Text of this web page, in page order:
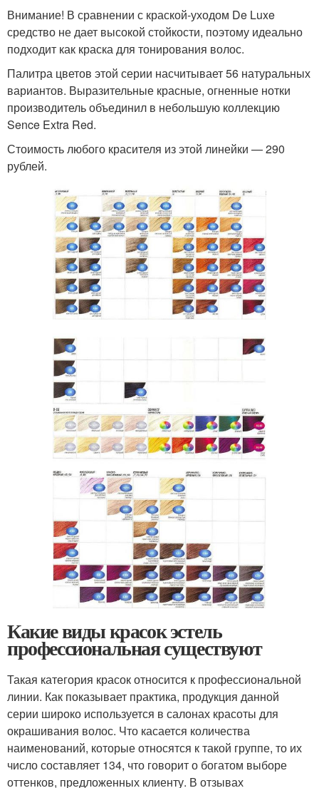
Внимание! В сравнении с краской-уходом De Luxe
средство не дает высокой стойкости, поэтому идеально
подходит как краска для тонирования волос.
Палитра цветов этой серии насчитывает 56 натуральных
вариантов. Выразительные красные, огненные нотки
производитель объединил в небольшую коллекцию
Sence Extra Red.
Стоимость любого красителя из этой линейки — 290
рублей.
Какие виды красок эстель
профессиональная существуют
Такая категория красок относится к профессиональной
линии. Как показывает практика, продукция данной
серии широко используется в салонах красоты для
окрашивания волос. Что касается количества
наименований, которые относятся к такой группе, то их
число составляет 134, что говорит о богатом выборе
оттенков, предложенных клиенту. В отзывах